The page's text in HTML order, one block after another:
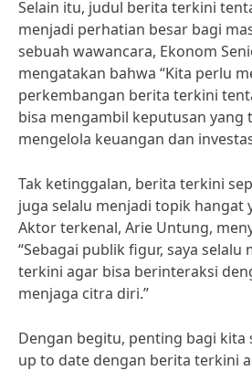
Selain itu, judul berita terkini
menjadi perhatian besar bagi
sebuah wawancara, Ekonom
mengatakan bahwa “Kita perlu
perkembangan berita terkini
bisa mengambil keputusan yang
mengelola keuangan dan
Tak ketinggalan, berita terkini
juga selalu menjadi topik hangat
Aktor terkenal, Arie Untung,
“Sebagai publik figur, saya
terkini agar bisa berinteraksi
menjaga citra diri.”
Dengan begitu, penting bagi kita
up to date dengan berita terkini